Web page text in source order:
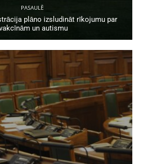
PASAULĒ
plāno izsludināt rīkojumu par
un autismu